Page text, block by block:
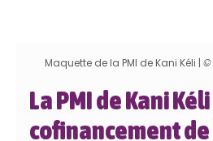
Maquette de la PMI de Kani Kéli | ©
La PMI de Kani
cofinancement de